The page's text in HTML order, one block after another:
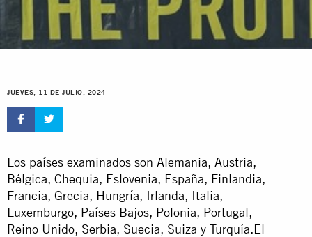
PROTESTA PACÍFICA
JUEVES, 11 DE JULIO, 2024
Los países examinados son Alemania, Austria,
Bélgica, Chequia, Eslovenia, España, Finlandia,
Francia, Grecia, Hungría, Irlanda, Italia,
Luxemburgo, Países Bajos, Polonia, Portugal,
Reino Unido, Serbia, Suecia, Suiza y Turquía.El